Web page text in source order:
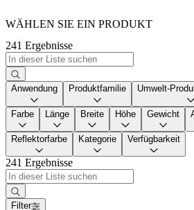
WÄHLEN SIE EIN PRODUKT
241 Ergebnisse
Anwendung Produktfamilie Umwelt-
Farbe Länge Breite Höhe Gewicht
Reflektorfarbe Kategorie Verfügbarkeit
241 Ergebnisse
Filter